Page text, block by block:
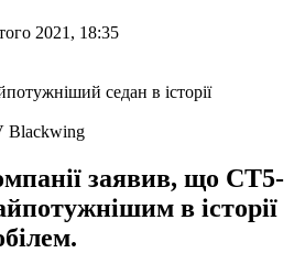
2021, 18:35
Blackwing
заявив, що CT5-
в історії